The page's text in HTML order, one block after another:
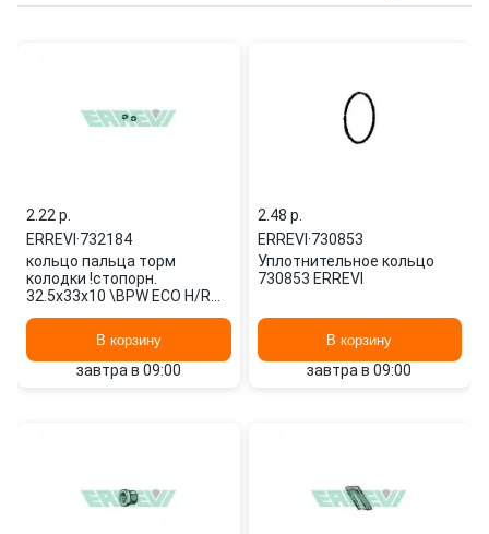
2.22 p.
ERREVI·732184
кольцо пальца торм
колодки !стопорн.
32.5x33x10 \BPW ECO H/R
732184 ERREVIВ корзину
завтра в 09:00
2.48 p.
ERREVI·730853
Уплотнительное кольцо
730853 ERREVI
В корзину
завтра в 09:00